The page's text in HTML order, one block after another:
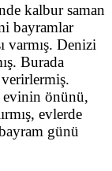
kalbur saman
bayramlar
varmış. Denizi
Burada
evinin önünü,
evlerde
günü